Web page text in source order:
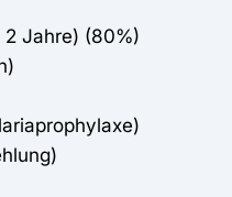
2 Jahre) (80%)